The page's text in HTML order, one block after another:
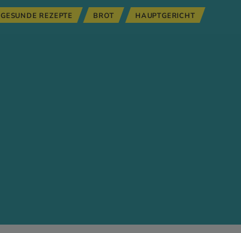
GESUNDE REZEPTE BROT HAUPTGERICHT